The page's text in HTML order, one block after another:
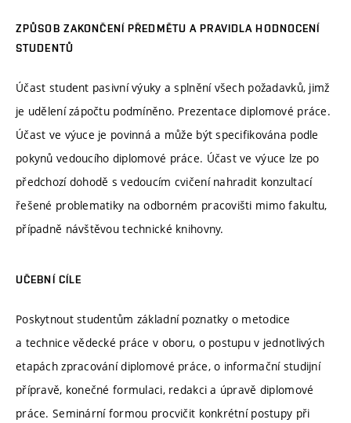
ZPŮSOB ZAKONČENÍ PŘEDMĚTU A PRAVIDLA HODNOCENÍ
STUDENTŮ
Účast student pasivní výuky a splnění všech požadavků, jimž
je udělení zápočtu podmíněno. Prezentace diplomové práce.
Účast ve výuce je povinná a může být specifikována podle
pokynů vedoucího diplomové práce. Účast ve výuce lze po
předchozí dohodě s vedoucím cvičení nahradit konzultací
řešené problematiky na odborném pracovišti mimo fakultu,
případně návštěvou technické knihovny.
UČEBNÍ CÍLE
Poskytnout studentům základní poznatky o metodice
a technice vědecké práce v oboru, o postupu v jednotlivých
etapách zpracování diplomové práce, o informační studijní
přípravě, konečné formulaci, redakci a úpravě diplomové
práce. Seminární formou procvičit konkrétní postupy při